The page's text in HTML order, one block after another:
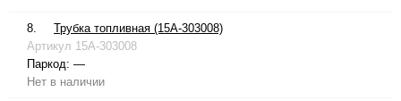
8.
Трубка топливная (15A-303008)
Артикул 15A-303008
Паркод: —
Нет в наличии